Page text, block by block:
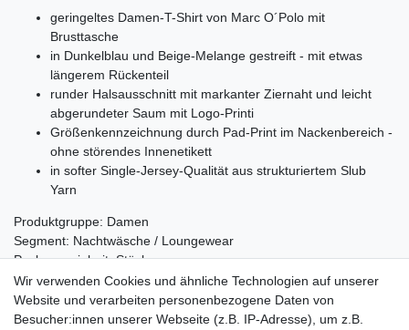
geringeltes Damen-T-Shirt von Marc O´Polo mit
Brusttasche
in Dunkelblau und Beige-Melange gestreift - mit etwas
längerem Rückenteil
runder Halsausschnitt mit markanter Ziernaht und leicht
abgerundeter Saum mit Logo-Printi
Größenkennzeichnung durch Pad-Print im Nackenbereich -
ohne störendes Innenetikett
in softer Single-Jersey-Qualität aus strukturiertem Slub
Yarn
Produktgruppe: Damen
Segment: Nachtwäsche / Loungewear
Packungseinheit: Stück
Material:
100% Baumwolle
Wir verwenden Cookies und ähnliche Technologien auf unserer
Website und verarbeiten personenbezogene Daten von
Besucher:innen unserer Webseite (z.B. IP-Adresse), um z.B.